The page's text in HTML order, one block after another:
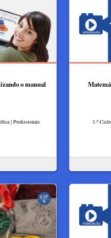
o manual
| Profissionais 1.º